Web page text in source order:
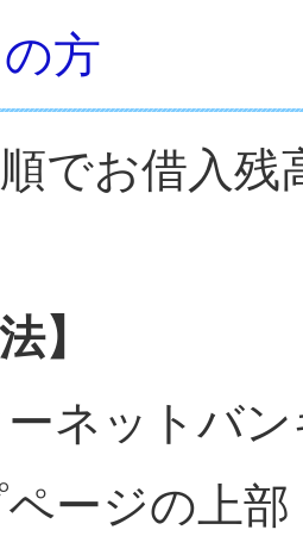
方
でお借入
】
ネットバ
ージの上